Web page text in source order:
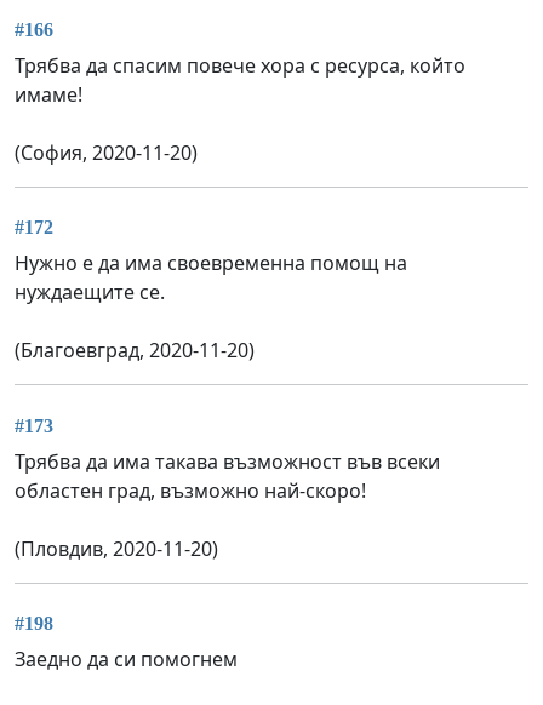
#166
Трябва да спасим повече хора с ресурса, който
имаме!
(София, 2020-11-20)
#172
Нужно е да има своевременна помощ на
нуждаещите се.
(Благоевград, 2020-11-20)
#173
Трябва да има такава възможност във всеки
областен град, възможно най-скоро!
(Пловдив, 2020-11-20)
#198
Заедно да си помогнем